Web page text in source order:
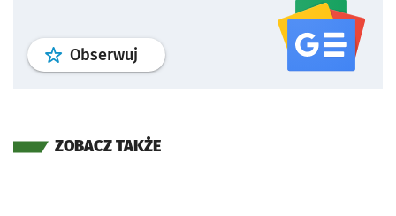
Obserwuj profil serwisu
ZOBACZ TAKŻE